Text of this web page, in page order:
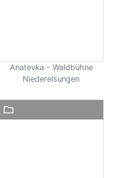
Anatevka - Waldbühne
Niederelsungen